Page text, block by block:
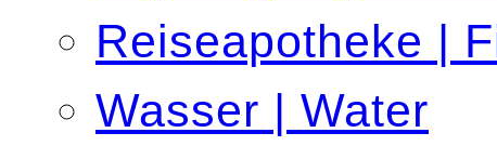
Reiseapotheke |
Wasser | Water